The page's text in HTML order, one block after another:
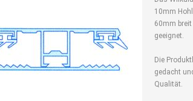
10mm
60mm
geeignet.
Die
gedacht
Qualität.